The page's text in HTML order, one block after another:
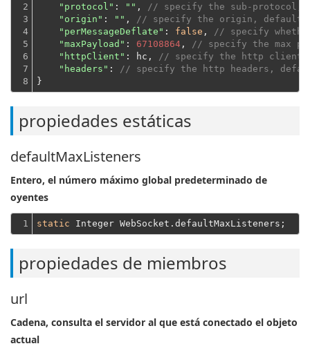
2
3
4
5
6
7
8
"protocol" : "" ,
// specify the sub-
"origin" : "" ,
// specify the origin, default
"perMessageDeflate" : false ,
// specify
"maxPayload" : 67108864 ,
// specify the max
"httpClient" : hc,
// specify the http
"headers" :
// specify the http headers,
}
propiedades estáticas
defaultMaxListeners
Entero, el número máximo global predeterminado de
oyentes
1 static
propiedades de miembros
url
Cadena, consulta el servidor al que está conectado el objeto
actual